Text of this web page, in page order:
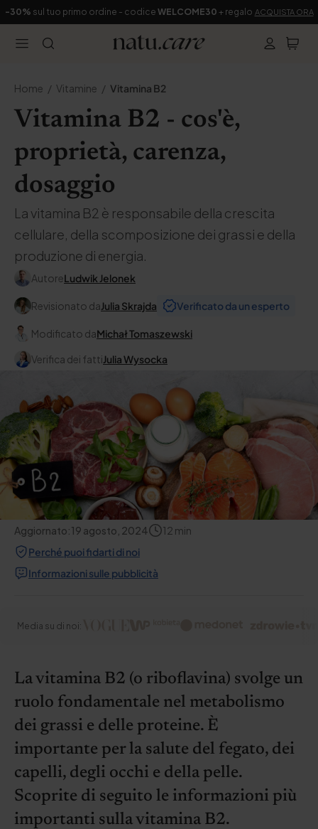
-30% sul tuo primo ordine - codice WELCOME30 + regalo ACQUISTA ORA
Home Vitamine Vitamina B2
Vitamina B2 - cos'è,
proprietà, carenza,
dosaggio
La vitamina B2 è responsabile della crescita
cellulare, della scomposizione dei grassi e della
produzione di energia.
AutoreLudwik Jelonek
Revisionato daJulia Skrajda Verificato da un esperto
Modificato daMichał Tomaszewski
Verifica dei fattiJulia Wysocka
Aggiornato:19 agosto, 2024 12 min
Perché puoi fidarti di noi
Informazioni sulle pubblicità
Media su di noi:
La vitamina B2 (o riboflavina) svolge un
ruolo fondamentale nel metabolismo
dei grassi e delle proteine. È
importante per la salute del fegato, dei
capelli, degli occhi e della pelle.
Scoprite di seguito le informazioni più
importanti sulla vitamina B2.